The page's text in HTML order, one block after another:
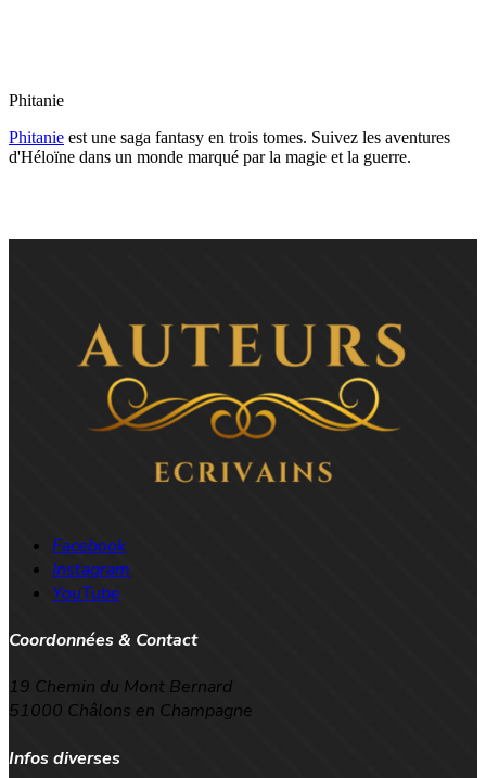
Phitanie
Phitanie est une saga fantasy en trois tomes. Suivez les aventures
d'Héloïne dans un monde marqué par la magie et la guerre.
Facebook
Instagram
YouTube
Coordonnées & Contact
19 Chemin du Mont Bernard
51000 Châlons en Champagne
Infos diverses